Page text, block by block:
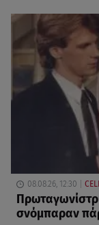
08.08.26, 12:30
σνόμπαραν